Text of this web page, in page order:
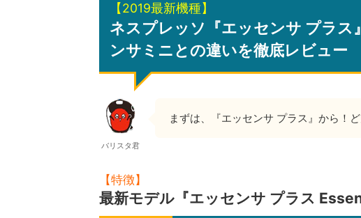
【2019最新機種】
ネスプレッソ『エッセンサ プラ
ンサミニとの違いを徹底レビュー
バリスタ君
まずは、『エッセンサ プラス』から！
【特徴】
最新モデル『エッセンサ プラス